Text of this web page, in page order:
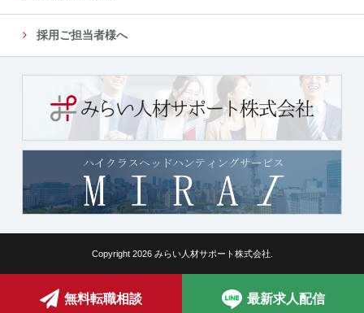
採用ご担当者様へ
Copyright 2026 みらい人材サポート株式会社.
無料転職相談 最新求人配信